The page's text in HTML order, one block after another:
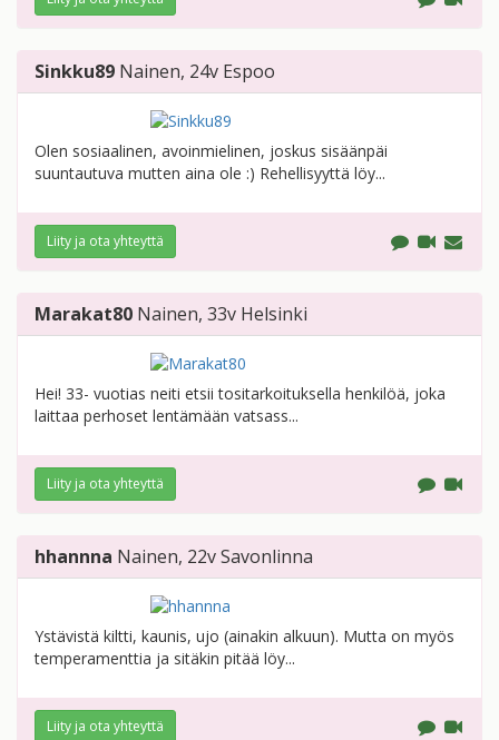
Sinkku89 Nainen, 24v Espoo
Olen sosiaalinen, avoinmielinen, joskus sisäänpäi
suuntautuva mutten aina ole :) Rehellisyyttä löy...
Liity ja ota yhteyttä
Marakat80 Nainen, 33v Helsinki
Hei! 33- vuotias neiti etsii tositarkoituksella henkilöä, joka
laittaa perhoset lentämään vatsass...
Liity ja ota yhteyttä
hhannna Nainen, 22vSavonlinna
Ystävistä kiltti, kaunis, ujo (ainakin alkuun). Mutta on myös
temperamenttia ja sitäkin pitää löy...
Liity ja ota yhteyttä